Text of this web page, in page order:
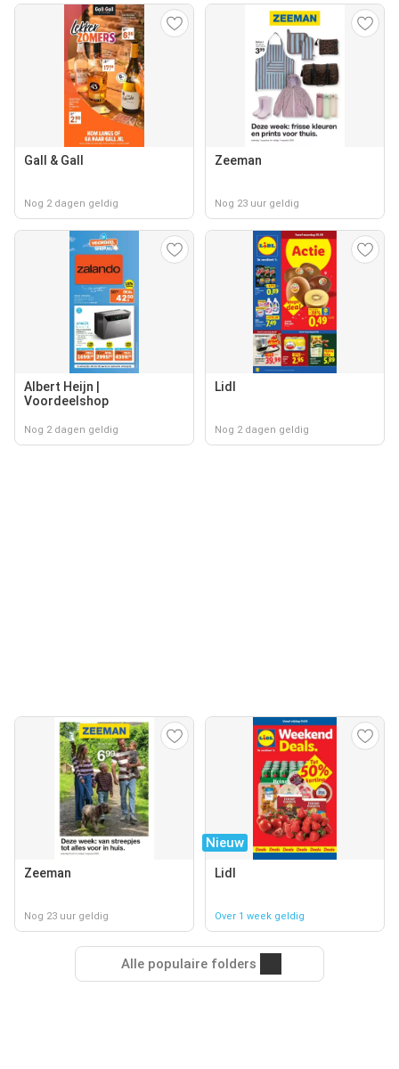
Gall & Gall
Nog 2 dagen geldig
Zeeman
Nog 23 uur geldig
Albert Heijn |
Voordeelshop
Nog 2 dagen geldig
Lidl
Nog 2 dagen geldig
Zeeman
Nog 23 uur geldig
Nieuw
Lidl
Over 1 week geldig
Alle populaire folders